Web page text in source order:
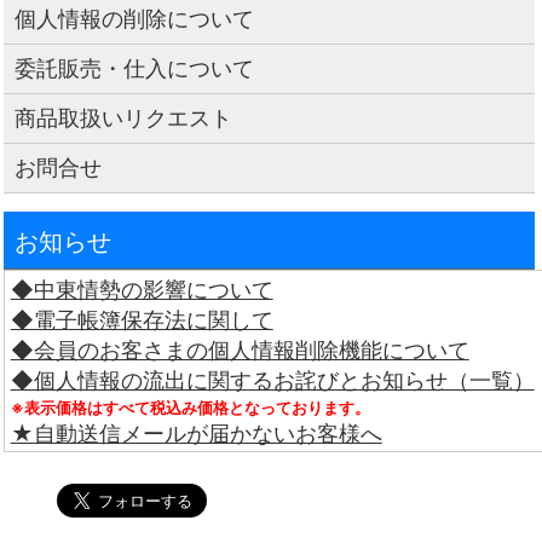
個人情報の削除について
委託販売・仕入について
商品取扱いリクエスト
お問合せ
お知らせ
◆中東情勢の影響について
◆電子帳簿保存法に関して
◆会員のお客さまの個人情報削除機能について
◆個人情報の流出に関するお詫びとお知らせ（一覧）
※表示価格はすべて税込み価格となっております。
★自動送信メールが届かないお客様へ